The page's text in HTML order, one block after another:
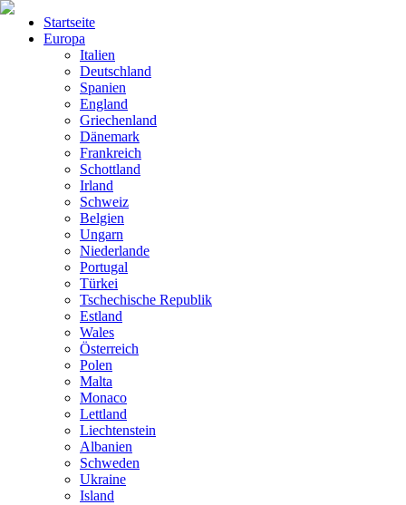
Startseite
Europa
Italien
Deutschland
Spanien
England
Griechenland
Dänemark
Frankreich
Schottland
Irland
Schweiz
Belgien
Ungarn
Niederlande
Portugal
Türkei
Tschechische Republik
Estland
Wales
Österreich
Polen
Malta
Monaco
Lettland
Liechtenstein
Albanien
Schweden
Ukraine
Island